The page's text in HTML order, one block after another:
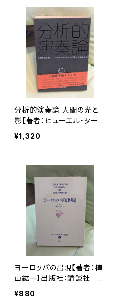
分析的演奏論 人間の光と
影【著者：ヒューエル・ター
クイ 訳：三浦淳史】出版社：
音楽之友社 昭和51年
¥1,320
ヨーロッパの出現【著者：樺
山紘一】出版社：講談社
昭和60年
¥880